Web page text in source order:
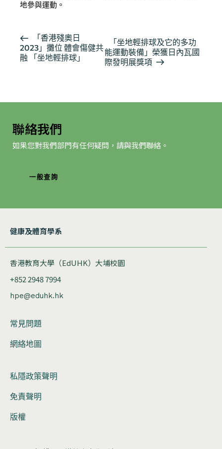
地參與運動。
活
動
导
「香港殘奧日
2023」攤位 體會傷健共
融 「坐地輕排球」
「坐地輕排球及它的多功
能運動裝備」榮獲日內瓦國
際發明展獎項
聯絡我們
如果您對我們部門有任何疑問，請與我們聯絡。
一般查詢
健康及體育學系
香港教育大學（EdUHK）大埔校園
+852 2948 7994
hpe@eduhk.hk
常見問題
網絡地圖
私隱政策聲明
免責聲明
版權